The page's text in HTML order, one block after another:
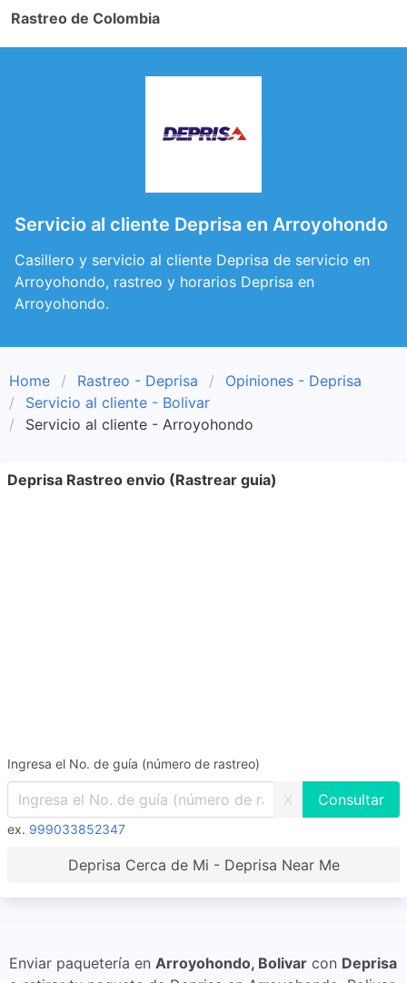
Rastreo de Colombia
Servicio al cliente Deprisa en Arroyohondo
Casillero y servicio al cliente Deprisa de servicio en
Arroyohondo, rastreo y horarios Deprisa en
Arroyohondo.
Home Rastreo - Deprisa
Opiniones - Deprisa
Servicio al cliente - Bolivar
Servicio al cliente - Arroyohondo
Deprisa Rastreo envio (Rastrear guia)
Ingresa el No. de guía (número de rastreo)
X
ex. 999033852347
Deprisa Cerca de Mi - Deprisa Near Me
Enviar paquetería en Arroyohondo, Bolivar con Deprisa